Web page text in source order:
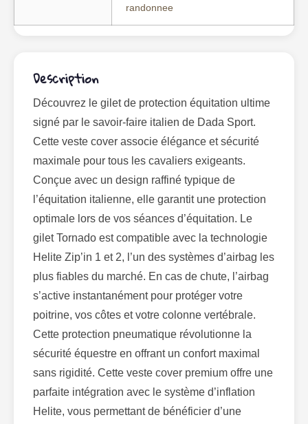
randonnee
Description
Découvrez le gilet de protection équitation ultime
signé par le savoir-faire italien de Dada Sport.
Cette veste cover associe élégance et sécurité
maximale pour tous les cavaliers exigeants.
Conçue avec un design raffiné typique de
l’équitation italienne, elle garantit une protection
optimale lors de vos séances d’équitation. Le
gilet Tornado est compatible avec la technologie
Helite Zip’in 1 et 2, l’un des systèmes d’airbag les
plus fiables du marché. En cas de chute, l’airbag
s’active instantanément pour protéger votre
poitrine, vos côtes et votre colonne vertébrale.
Cette protection pneumatique révolutionne la
sécurité équestre en offrant un confort maximal
sans rigidité. Cette veste cover premium offre une
parfaite intégration avec le système d’inflation
Helite, vous permettant de bénéficier d’une